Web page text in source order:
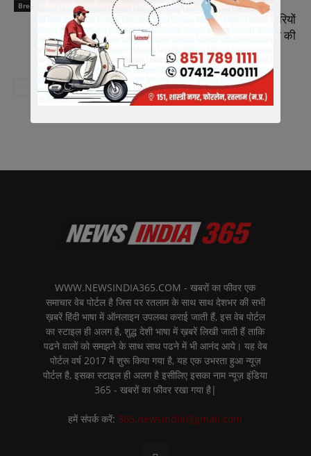
Breaking News
भारतीय जनता पार्टी रतलाम जिले में नई जिम्मेदारियों
का ऐलान, भाजपा मे मीडिया प्रभारी व सहप्रभारी की
नियुक्ति
WWW.NEWSINDIA365.COM - खबरों का फीवर एक
समाचार वेब पोर्टल है जिस पर रतलाम के साथ साथ देशभर की सभी
ख़बरें हिंदी भाषा में ऑनलाइन उपलब्ध कराई जाती हैं, इस वेब पोर्टल
का स्टाइल ही अलग है, शुद्ध देशी भाषा में ख़बरें लिखी जाती हैं ताकि
पढने वालों को समझने के साथ साथ पढने में भी आनंद आये। यह वेब
पोर्टल वर्ष 2017 में शुरू किया गया है, यह एक उभरता हुआ न्यूज़
पोर्टल है, इसका स्टाइल ही अलग है इसीलिए इसका नाम न्यूज़ इंडिया
365 - खबरों का फीवर रखा गया है|
हमें संपर्क करें: 365.newsindia@gmail.com